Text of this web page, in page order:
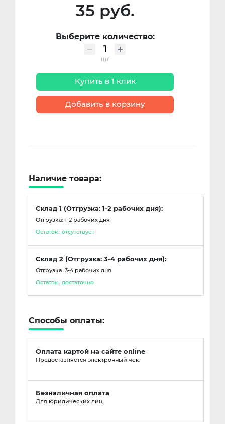
35 руб.
Выберите количество:
шт
Купить в 1 клик
Добавить в корзину
Наличие товара:
Склад 1 (Отгрузка: 1-2 рабочих дня):
Отгрузка: 1-2 рабочих дня
Остаток: отсутствует
Склад 2 (Отгрузка: 3-4 рабочих дня):
Отгрузка: 3-4 рабочих дня
Остаток: достаточно
Способы оплаты:
Оплата картой на сайте online
Предоставляется электронный чек.
Безналичная оплата
Для юридических лиц.